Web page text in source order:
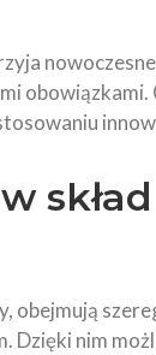
obowiązkami.
obejmują
Dzięki nim